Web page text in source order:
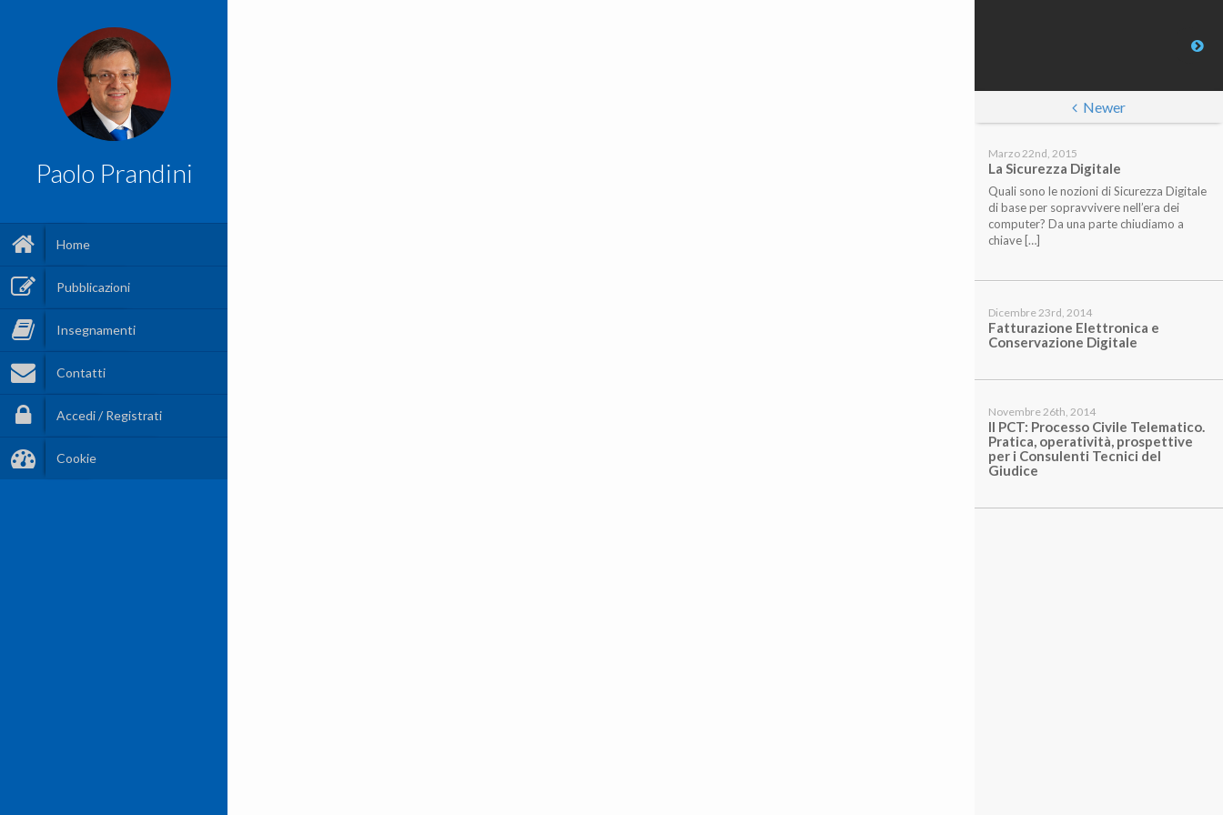
Paolo Prandini
Home
Pubblicazioni
Insegnamenti
Contatti
Accedi / Registrati
Cookie
Newer
Marzo 22nd, 2015
La Sicurezza Digitale
Quali sono le nozioni di Sicurezza Digitale
di base per sopravvivere nell’era dei
computer? Da una parte chiudiamo a
chiave […]
Dicembre 23rd, 2014
Fatturazione Elettronica e
Conservazione Digitale
Novembre 26th, 2014
Il PCT: Processo Civile Telematico.
Pratica, operatività, prospettive
per i Consulenti Tecnici del
Giudice